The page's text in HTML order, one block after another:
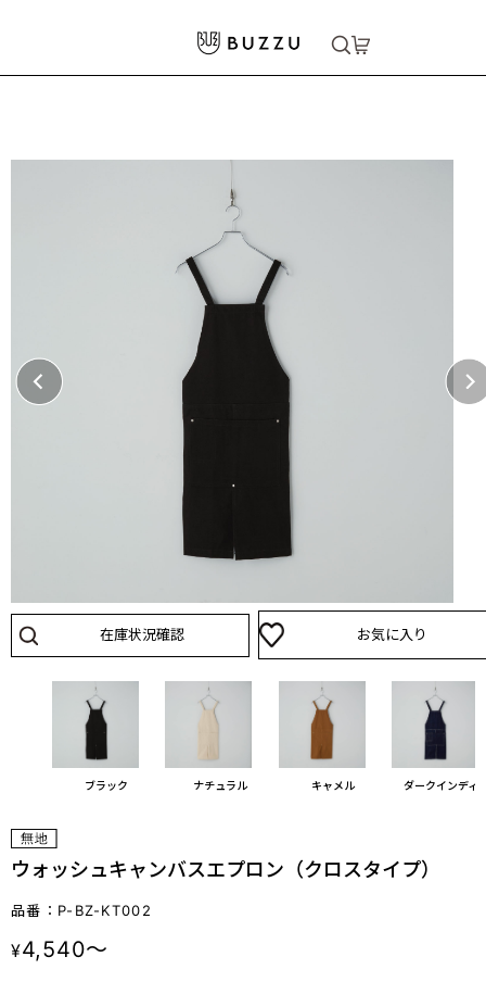
キッチン用品
ウォッシュキャンバスエプロン（クロスタイプ）
在庫状況確認 お気に入り
ブラック ナチュラル キャメル ダークインディ
ウォッシュキャンバスエプロン（クロスタイプ）
品番：P-BZ-KT002
¥4,540～